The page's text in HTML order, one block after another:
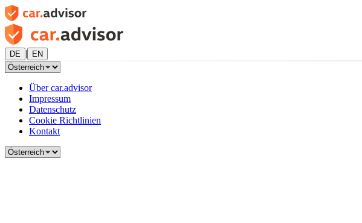
DE | EN
Über car.advisor
Impressum
Datenschutz
Cookie Richtlinien
Kontakt